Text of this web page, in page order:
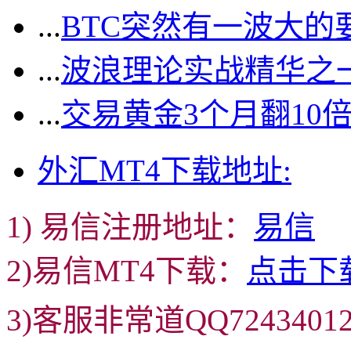
...BTC突然有一波大的
...波浪理论实战精华
...交易黄金3个月翻10
外汇MT4下载地址:
1) 易信注册地址： 易信
2)易信MT4下载： 点击下
3)客服非常道